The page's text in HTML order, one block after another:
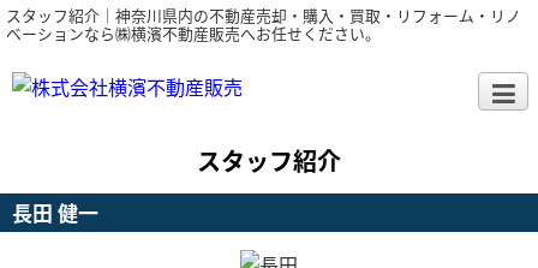
スタッフ紹介｜神奈川県内の不動産売却・購入・買取・リフォーム・リノ
ベーションなら㈱横濱不動産販売へお任せください。
スタッフ紹介
長田 健一